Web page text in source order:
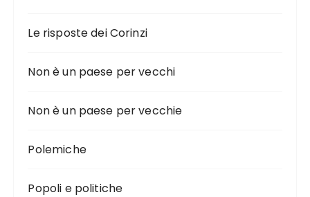
Le risposte dei Corinzi
Non è un paese per vecchi
Non è un paese per vecchie
Polemiche
Popoli e politiche